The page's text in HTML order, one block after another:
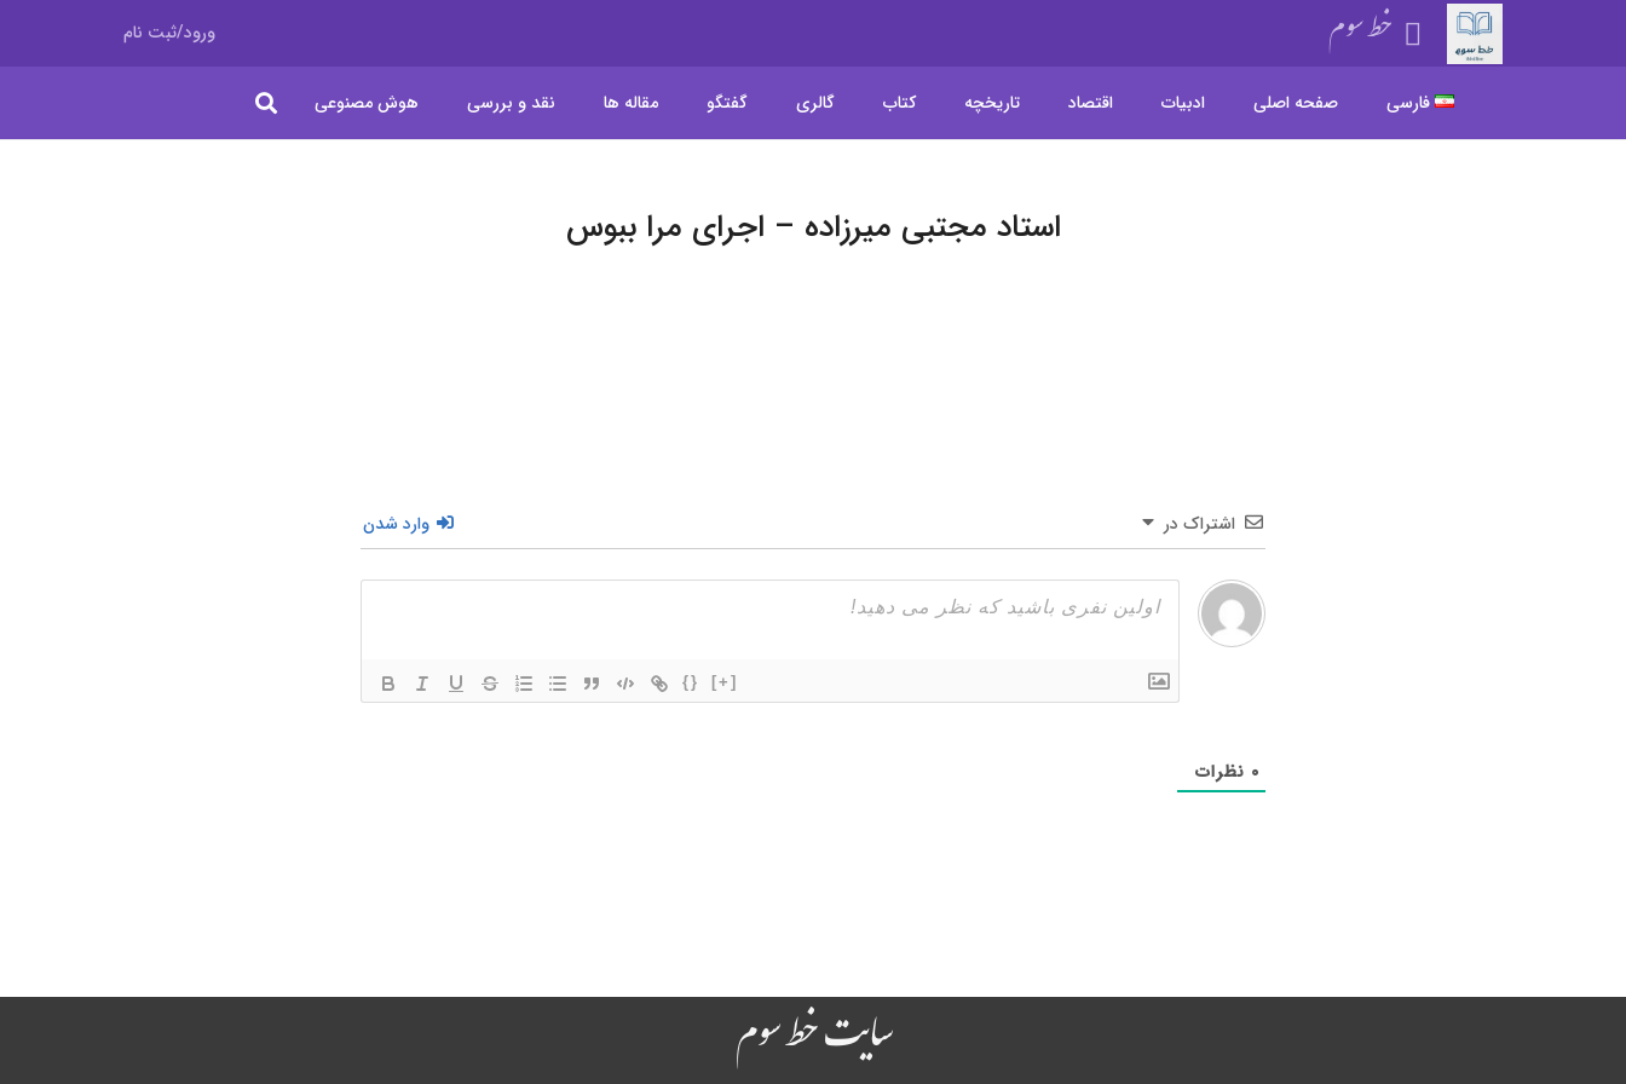
خط سوم ورود/ثبت نام
فارسی صفحه اصلی ادبیات اقتصاد تاریخچه کتاب گالری گفتگو مقاله ها نقد و بررسی هوش مصنوعی
استاد مجتبی میرزاده – اجرای مرا ببوس
اشتراک در وارد شدن
{} [+]
۰ نظرات
سایت خط سوم